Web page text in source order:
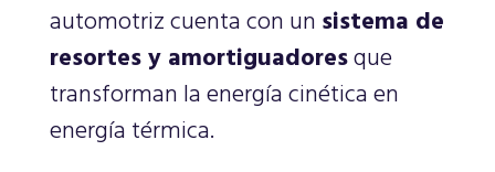
automotriz cuenta con un sistema de
resortes y amortiguadoresque
transforman la energía cinética en
energía térmica.